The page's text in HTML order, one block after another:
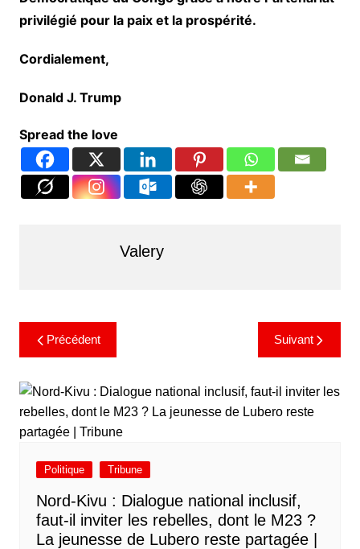
privilégié pour la paix et la prospérité.
Cordialement,
Donald J. Trump
Spread the love
Valery
Précédent Suivant
Politique Tribune
Nord-Kivu : Dialogue national inclusif,
faut-il inviter les rebelles, dont le M23 ?
La jeunesse de Lubero reste partagée |